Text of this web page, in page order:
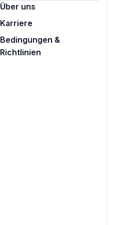
Über uns
Karriere
Bedingungen &
Richtlinien